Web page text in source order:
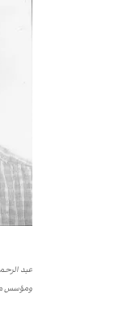
عبد
ومؤسس